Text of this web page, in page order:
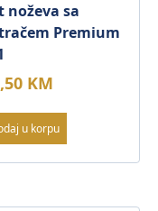
noževa sa
Premium
KM
u korpu